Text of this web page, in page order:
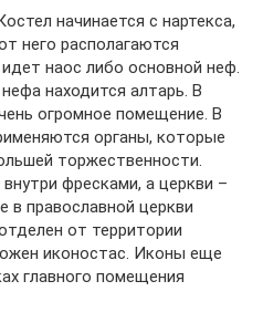
начинается с нартекса,
него располагаются
наос либо основной неф.
находится алтарь. В
огромное помещение. В
органы, которые
торжественности.
фресками, а церкви –
в православной церкви
от территории
иконостас. Иконы еще
главного помещения